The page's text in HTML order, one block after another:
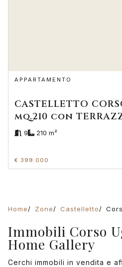
APPARTAMENTO
CASTELLETTO
mq.210 con
9 210 m²
€ 399.000
Home Zone Castelletto
Immobili Corso
Home Gallery
Cerchi immobili in vendita e